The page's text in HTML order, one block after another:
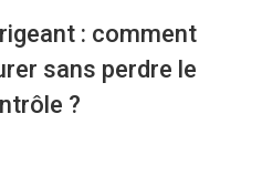
: comment
sans perdre le
?